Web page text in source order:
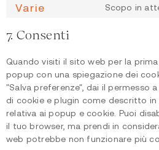
Varie Scopo in
7. Consenti
Quando visiti il sito web per la
popup con una spiegazione dei
"Salva preferenze", dai il permesso
di cookie e plugin come descritto
relativa ai popup e cookie. Puoi
il tuo browser, ma prendi in
web potrebbe non funzionare più